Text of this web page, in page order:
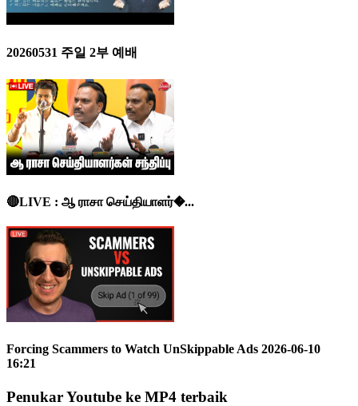
20260531 주일 2부 예배
🔴LIVE : ஆ ராசா செய்தியாளர்�...
Forcing Scammers to Watch UnSkippable Ads 2026-06-10
16:21
Penukar Youtube ke MP4 terbaik